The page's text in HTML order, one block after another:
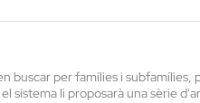
buscar per famílies i
li proposarà una sèrie